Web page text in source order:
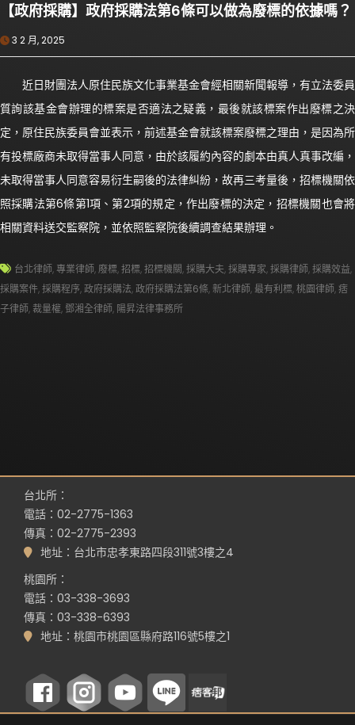
【政府採購】政府採購法第6條可以做為廢標的依據嗎？
3 2 月, 2025
近日財團法人原住民族文化事業基金會經相關新聞報導，有立法委員
質詢該基金會辦理的標案是否適法之疑義，最後就該標案作出廢標之決
定，原住民族委員會並表示，前述基金會就該標案廢標之理由，是因為所
有投標廠商未取得當事人同意，由於該履約內容的劇本由真人真事改編，
未取得當事人同意容易衍生嗣後的法律糾紛，故再三考量後，招標機關依
照採購法第6條第1項、第2項的規定，作出廢標的決定，招標機關也會將
相關資料送交監察院，並依照監察院後續調查結果辦理。
台北律師,專業律師,廢標,招標,招標機關,採購大夫,採購專家,採購律師,採購效益,
採購案件,採購程序,政府採購法,政府採購法第6條,新北律師,最有利標,桃園律師,痞
子律師,裁量權, 鄧湘全律師, 陽昇法律事務所
台北所：
電話：02-2775-1363
傳真：02-2775-2393
地址：台北市忠孝東路四段311號3樓之4
桃園所：
電話：03-338-3693
傳真：03-338-6393
地址：桃園市桃園區縣府路116號5樓之1